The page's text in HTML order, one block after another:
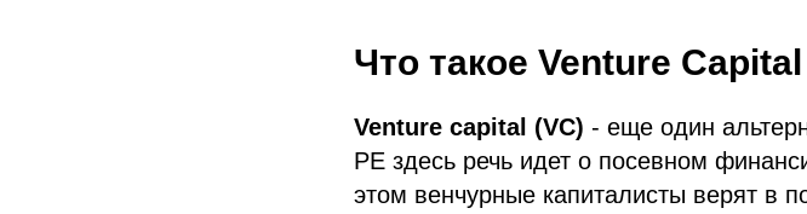
Что такое Venture Capital
Venture capital (VC) - еще один
РЕ здесь речь идет о посевном
этом венчурные капиталисты верят в